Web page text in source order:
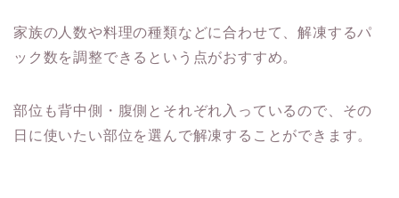
家族の人数や料理の種類などに合わせて、解凍するパ
ック数を調整できるという点がおすすめ。
部位も背中側・腹側とそれぞれ入っているので、その
日に使いたい部位を選んで解凍することができます。